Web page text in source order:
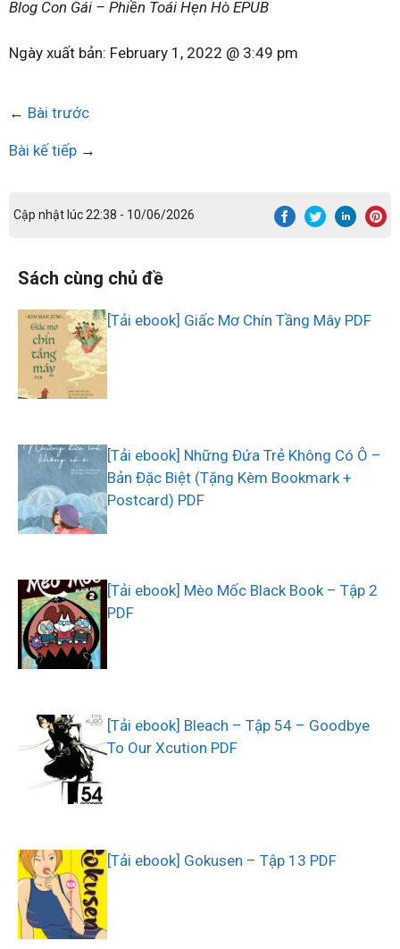
Blog Con Gái – Phiền Toái Hẹn Hò EPUB
Ngày xuất bản: February 1, 2022 @ 3:49 pm
← Bài trước
Bài kế tiếp →
Cập nhật lúc 22:38 - 10/06/2026
Sách cùng chủ đề
[Tải ebook] Giấc Mơ Chín Tầng Mây PDF
[Tải ebook] Những Đứa Trẻ Không Có Ô –
Bản Đặc Biệt (Tặng Kèm Bookmark +
Postcard) PDF
[Tải ebook] Mèo Mốc Black Book – Tập 2
PDF
[Tải ebook] Bleach – Tập 54 – Goodbye
To Our Xcution PDF
[Tải ebook] Gokusen – Tập 13 PDF